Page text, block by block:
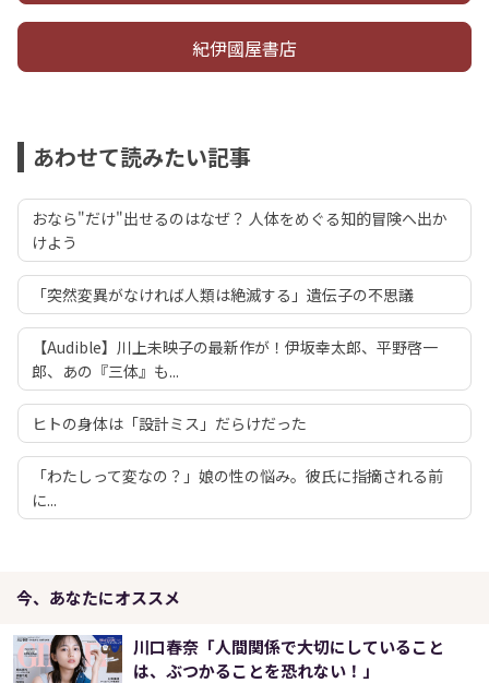
紀伊國屋書店
あわせて読みたい記事
おなら"だけ"出せるのはなぜ？ 人体をめぐる知的冒険へ出か
けよう
「突然変異がなければ人類は絶滅する」遺伝子の不思議
【Audible】川上未映子の最新作が！伊坂幸太郎、平野啓一
郎、あの『三体』も...
ヒトの身体は「設計ミス」だらけだった
「わたしって変なの？」娘の性の悩み。彼氏に指摘される前
に...
今、あなたにオススメ
川口春奈「人間関係で大切にしていること
は、ぶつかることを恐れない！」